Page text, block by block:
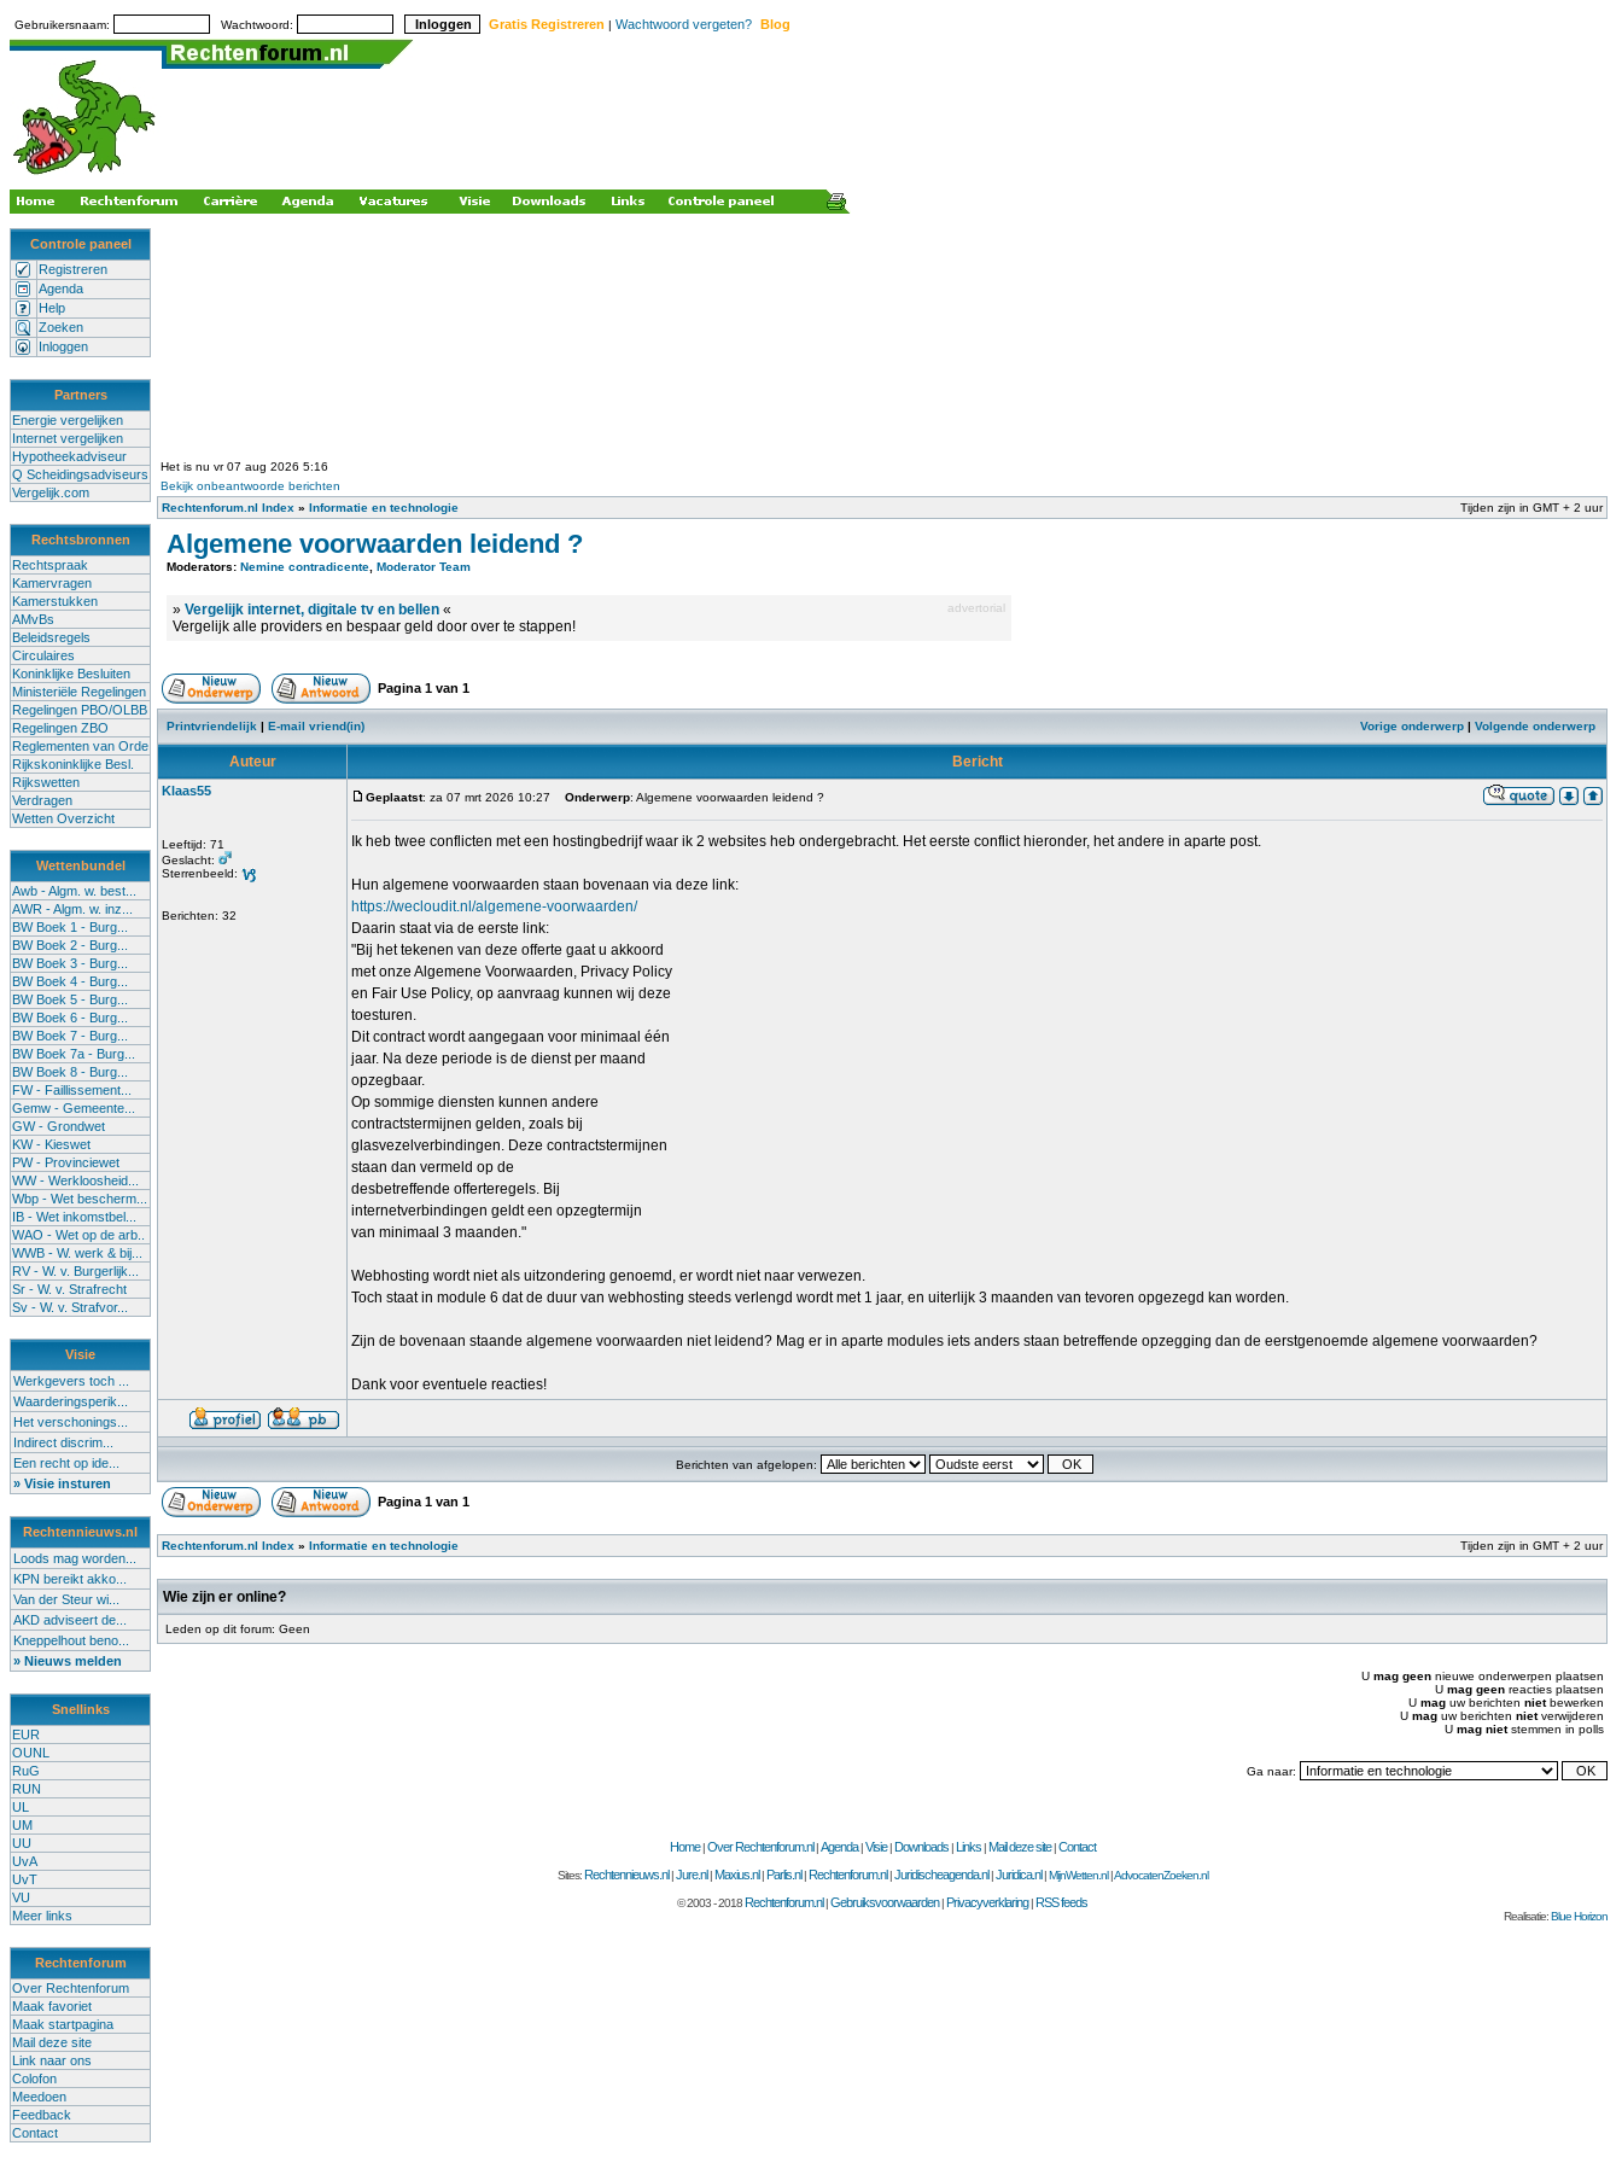
Gebruikersnaam: Wachtwoord: Gratis Registreren | Wachtwoord vergeten? Blog
Controle paneel
Registreren
Agenda
Help
Zoeken
Inloggen
Partners
Energie vergelijken
Internet vergelijken
Hypotheekadviseur
Q Scheidingsadviseurs
Vergelijk.com
Rechtsbronnen
Rechtspraak
Kamervragen
Kamerstukken
AMvBs
Beleidsregels
Circulaires
Koninklijke Besluiten
Ministeriële Regelingen
Regelingen PBO/OLBB
Regelingen ZBO
Reglementen van Orde
Rijkskoninklijke Besl.
Rijkswetten
Verdragen
Wetten Overzicht
Wettenbundel
Awb - Algm. w. best...
AWR - Algm. w. inz...
BW Boek 1 - Burg...
BW Boek 2 - Burg...
BW Boek 3 - Burg...
BW Boek 4 - Burg...
BW Boek 5 - Burg...
BW Boek 6 - Burg...
BW Boek 7 - Burg...
BW Boek 7a - Burg...
BW Boek 8 - Burg...
FW - Faillissement...
Gemw - Gemeente...
GW - Grondwet
KW - Kieswet
PW - Provinciewet
WW - Werkloosheid...
Wbp - Wet bescherm...
IB - Wet inkomstbel...
WAO - Wet op de arb..
WWB - W. werk & bij...
RV - W. v. Burgerlijk...
Sr - W. v. Strafrecht
Sv - W. v. Strafvor...
Visie
Werkgevers toch ...
Waarderingsperik...
Het verschonings...
Indirect discrim...
Een recht op ide...
» Visie insturen
Rechtennieuws.nl
Loods mag worden...
KPN bereikt akko...
Van der Steur wi...
AKD adviseert de...
Kneppelhout beno...
» Nieuws melden
Snellinks
EUR
OUNL
RuG
RUN
UL
UM
UU
UvA
UvT
VU
Meer links
Rechtenforum
Over Rechtenforum
Maak favoriet
Maak startpagina
Mail deze site
Link naar ons
Colofon
Meedoen
Feedback
Contact
Het is nu vr 07 aug 2026 5:16
Bekijk onbeantwoorde berichten
Rechtenforum.nl Index » Informatie en technologie Tijden zijn in GMT + 2 uur
Algemene voorwaarden leidend ?
Moderators: Nemine contradicente Moderator Team
» Vergelijk internet, digitale tv en bellen « advertorial
Vergelijk alle providers en bespaar geld door over te stappen!
Pagina 1 van 1
Printvriendelijk | E-mail vriend(in) Vorige onderwerp | Volgende onderwerp
Auteur Bericht
Klaas55
Leeftijd: 71
Geslacht:
Sterrenbeeld:
Berichten: 32
Geplaatst: za 07 mrt 2026 10:27 Onderwerp: Algemene voorwaarden leidend ?
Ik heb twee conflicten met een hostingbedrijf waar ik 2 websites heb ondergebracht. Het eerste conflict hieronder, het andere in aparte post.
Hun algemene voorwaarden staan bovenaan via deze link:
https://wecloudit.nl/algemene-voorwaarden/
Daarin staat via de eerste link:
"Bij het tekenen van deze offerte gaat u akkoord
met onze Algemene Voorwaarden, Privacy Policy
en Fair Use Policy, op aanvraag kunnen wij deze
toesturen.
Dit contract wordt aangegaan voor minimaal één
jaar. Na deze periode is de dienst per maand
opzegbaar.
Op sommige diensten kunnen andere
contractstermijnen gelden, zoals bij
glasvezelverbindingen. Deze contractstermijnen
staan dan vermeld op de
desbetreffende offerteregels. Bij
internetverbindingen geldt een opzegtermijn
van minimaal 3 maanden."
Webhosting wordt niet als uitzondering genoemd, er wordt niet naar verwezen.
Toch staat in module 6 dat de duur van webhosting steeds verlengd wordt met 1 jaar, en uiterlijk 3 maanden van tevoren opgezegd kan worden.
Zijn de bovenaan staande algemene voorwaarden niet leidend? Mag er in aparte modules iets anders staan betreffende opzegging dan de eerstgenoemde algemene voorwaarden?
Dank voor eventuele reacties!
Berichten van afgelopen:
Pagina 1 van 1
Rechtenforum.nl Index » Informatie en technologie Tijden zijn in GMT + 2 uur
Wie zijn er online?
Leden op dit forum: Geen
U mag geen nieuwe onderwerpen plaatsen
U mag geen reacties plaatsen
U mag uw berichten nietbewerken
U mag uw berichten nietverwijderen
U mag nietstemmen in polls
Ga naar:
Home|Over Rechtenforum.nl|Agenda|Visie|Downloads|Links|Mail deze site|Contact
Sites:Rechtennieuws.nl|Jure.nl|Maxius.nl|Parlis.nl|Rechtenforum.nl|Juridischeagenda.nl|Juridica.nl|MijnWetten.nl|AdvocatenZoeken.nl
© 2003 - 2018Rechtenforum.nl |Gebruiksvoorwaarden|Privacyverklaring|RSS feeds
Realisatie:Blue Horizon